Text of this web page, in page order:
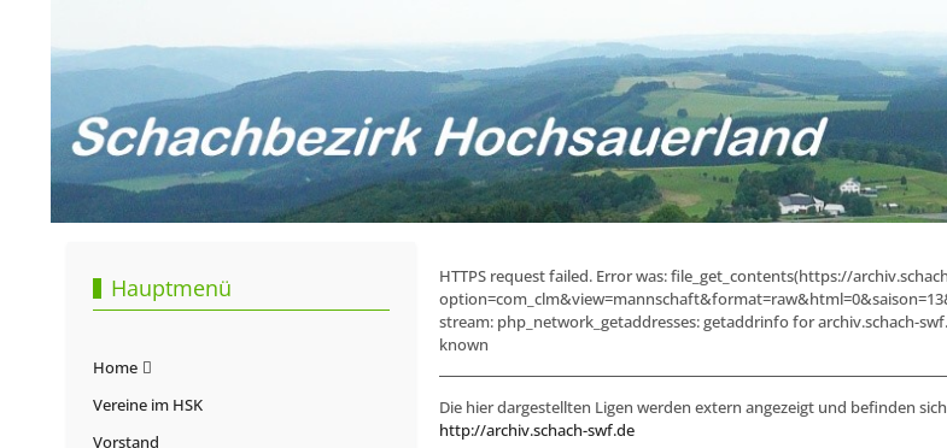
Hauptmenü
Home
Vereine im HSK
Vorstand
HTTPS request failed. Error was: file_get_contents(https://
stream: php_network_getaddresses: getaddrinfo for archiv.schach-
known
Die hier dargestellten Ligen werden extern angezeigt und befinden
http://archiv.schach-swf.de